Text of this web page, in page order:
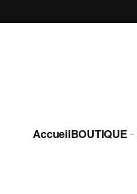
AccueilBOUTIQUE